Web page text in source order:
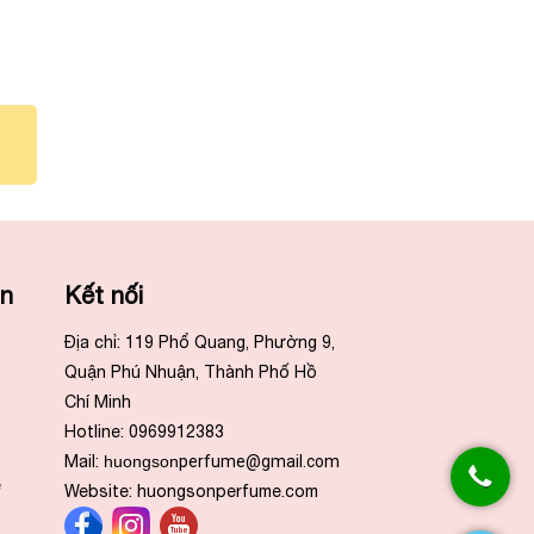
Kết nối
Địa chỉ: 119 Phổ Quang, Phường 9,
Quận Phú Nhuận, Thành Phố Hồ
Chí Minh
Hotline: 0969912383
Mail: huongsonperfume@gmail.com
Website: huongsonperfume.com